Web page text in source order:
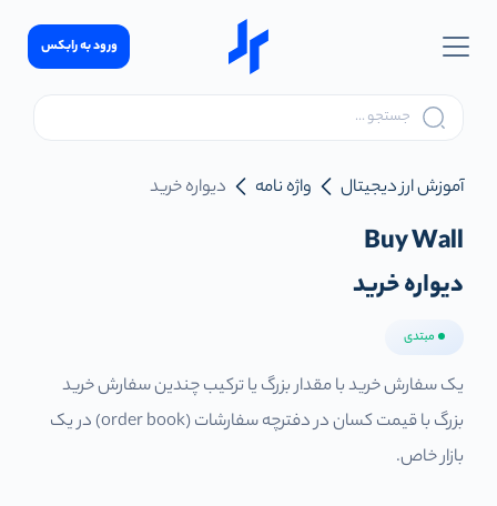
ورود به رابکس
آموزش ارز دیجیتال واژه نامه دیواره خرید
Buy Wall
دیواره خرید
مبتدی
یک سفارش خرید با مقدار بزرگ یا ترکیب چندین سفارش خرید
بزرگ با قیمت کسان در دفترچه سفارشات (order book) در یک
بازار خاص.